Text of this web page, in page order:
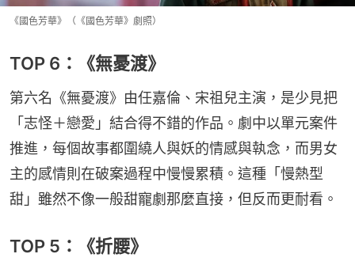
《國色芳華》（《國色芳華》劇照）
TOP 6：《無憂渡》
第六名《無憂渡》由任嘉倫、宋祖兒主演，是少見把
「志怪＋戀愛」結合得不錯的作品。劇中以單元案件
推進，每個故事都圍繞人與妖的情感與執念，而男女
主的感情則在破案過程中慢慢累積。這種「慢熱型
甜」雖然不像一般甜寵劇那麼直接，但反而更耐看。
TOP 5：《折腰》